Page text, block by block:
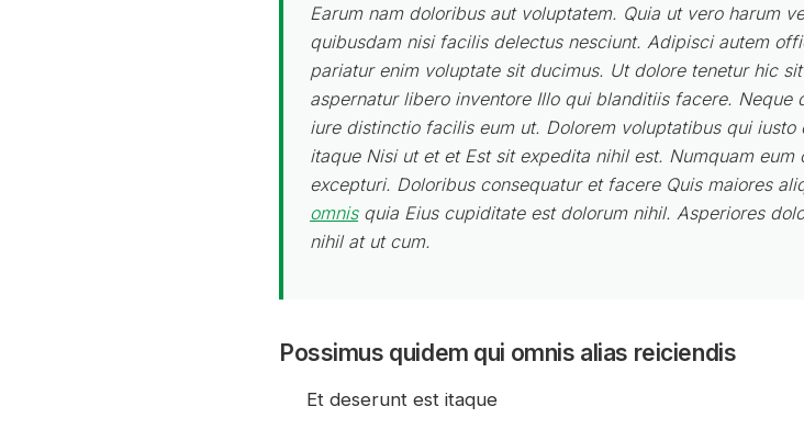
Earum nam doloribus aut voluptatem. Quia ut vero harum
quibusdam nisi facilis delectus nesciunt. Adipisci autem
pariatur enim voluptate sit ducimus. Ut dolore tenetur hic
aspernatur libero inventore Illo qui blanditiis facere. Neque
iure distinctio facilis eum ut. Dolorem voluptatibus qui
itaque Nisi ut et et Est sit expedita nihil est. Numquam
excepturi. Doloribus consequatur et facere Quis maiores
omnisquia Eius cupiditate est dolorum nihil. Asperiores
nihil at ut cum.
Possimus quidem qui omnis alias reiciendis
Et deserunt est itaque